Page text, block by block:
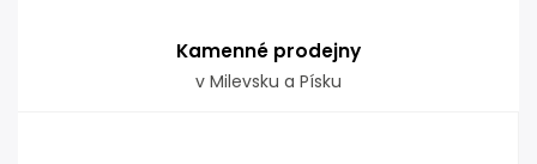
Kamenné prodejny
v Milevsku a Písku